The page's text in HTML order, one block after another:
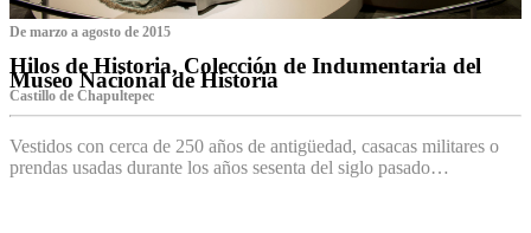
De marzo a agosto de 2015
Hilos de Historia, Colección de Indumentaria del
Museo Nacional de Historia
Castillo de Chapultepec
Vestidos con cerca de 250 años de antigüedad, casacas militares o
prendas usadas durante los años sesenta del siglo pasado…